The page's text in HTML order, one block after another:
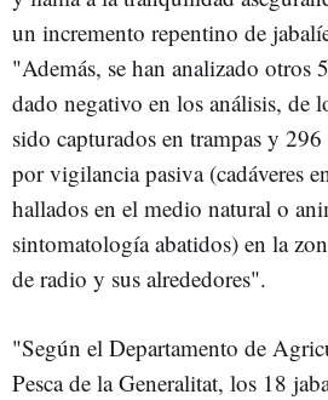
un incremento repentino de
"Además, se han analizado otros
dado negativo en los análisis, de
sido capturados en trampas y 296
por vigilancia pasiva (cadáveres
hallados en el medio natural o
sintomatología abatidos) en la
de radio y sus alrededores".
"Según el Departamento de
Pesca de la Generalitat, los 18